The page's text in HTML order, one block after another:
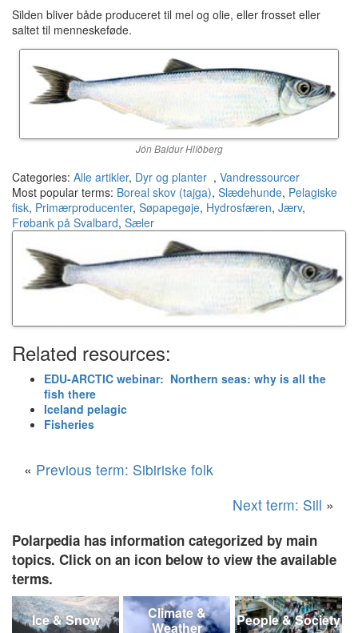
Silden bliver både produceret til mel og olie, eller frosset eller
saltet til menneskeføde.
Jón Baldur Hlíðberg
Categories: Alle artikler, Dyr og planter , Vandressourcer
Most popular terms: Boreal skov (tajga), Slædehunde, Pelagiske
fisk, Primærproducenter, Søpapegøje, Hydrosfæren, Jærv,
Frøbank på Svalbard, Sæler
Related resources:
EDU-ARCTIC webinar: Northern seas: why is all the
fish there
Iceland pelagic
Fisheries
« Previous term: Sibiriske folk
Next term: Sill »
Polarpedia has information categorized by main
topics. Click on an icon below to view the available
terms.
Ice & Snow
Climate &
Weather
People & Society